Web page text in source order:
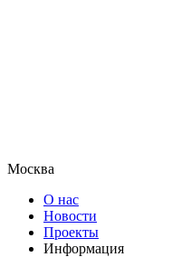
Москва
О нас
Новости
Проекты
Информация